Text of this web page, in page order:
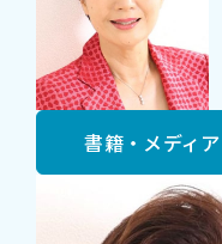
書籍・メディア